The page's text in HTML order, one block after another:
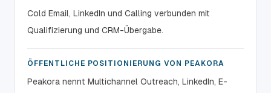
Cold Email, LinkedIn und Calling verbunden mit
Qualifizierung und CRM-Übergabe.
ÖFFENTLICHE POSITIONIERUNG VON PEAKORA
Peakora nennt Multichannel Outreach, LinkedIn, E-